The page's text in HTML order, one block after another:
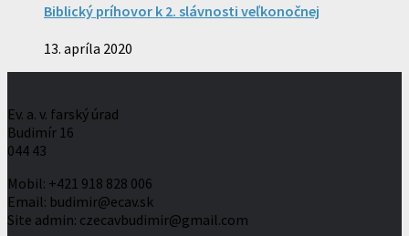
Biblický príhovor k 2. slávnosti veľkonočnej
13. apríla 2020
Ev. a. v. farský úrad
Budimír 16
044 43
Mobil: +421 918 828 006
Email: budimir@ecav.sk
Site admin: czecavbudimir@gmail.com